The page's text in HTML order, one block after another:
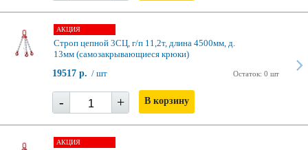
АКЦИЯ
Строп цепной 3СЦ, г/п 11,2т, длина 4500мм, д.
13мм (самозакрывающиеся крюки)
Остаток: 0 шт
19517 р. / шт
- + В корзину
АКЦИЯ